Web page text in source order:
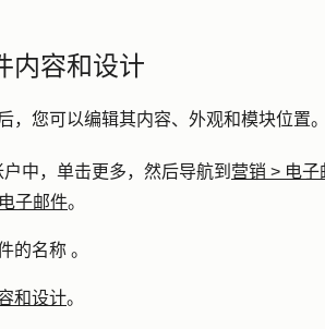
内容和设计
，您可以编辑其内容、外观和模块位置。
中，单击更多，然后导航到 营销 > 电子
电子邮件。
的名称 。
和设计。